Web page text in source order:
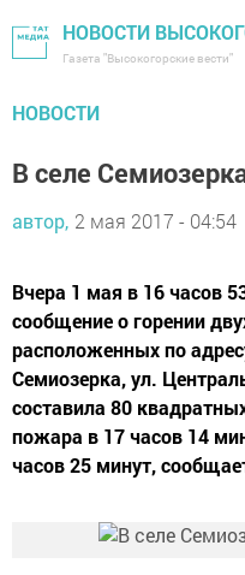
НОВОСТИ
Газета "Высокогорские вести"
НОВОСТИ
В селе
автор, 2 мая 2017 - 04:54
Вчера 1 мая в 16 часов
сообщение о горении
расположенных по
Семиозерка, ул.
составила 80
пожара в 17 часов 14
часов 25 минут,